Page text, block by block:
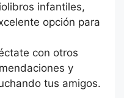
infantiles,
opción para
con otros
y
tus amigos.